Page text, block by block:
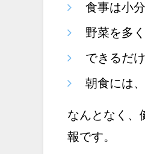
食事は小
野菜を多
できるだ
朝食には
なんとなく、
報です。